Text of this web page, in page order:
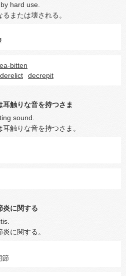
hard use.
または壊される。
bitten
derelict decrepit
触りな音を持つさま
sound.
触りな音を持つさま。
炎に関する
に関する。
節